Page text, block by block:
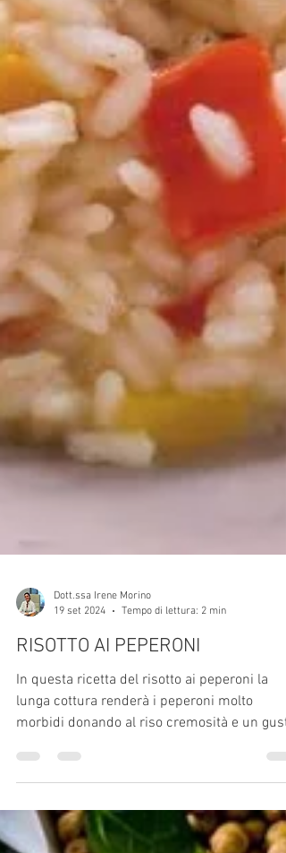
Dott.ssa Irene Morino
19 set 2024
Tempo di lettura: 2 min
RISOTTO AI PEPERONI
lunga cottura renderà i peperoni molto
morbidi donando al riso cremosità e un gusto